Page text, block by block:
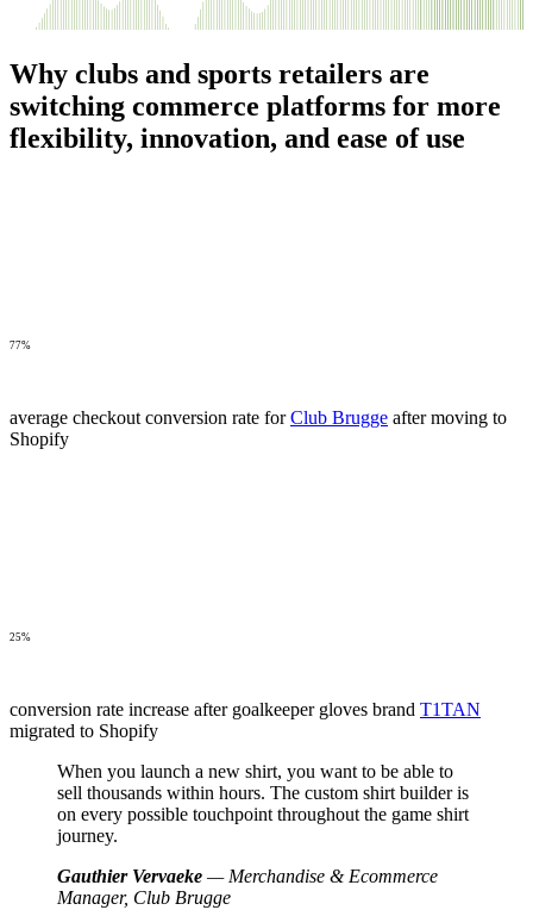
Why clubs and sports retailers are
switching commerce platforms for more
flexibility, innovation, and ease of use
77%
average checkout conversion rate forClub Brugge after moving to
Shopify
25%
conversion rate increase after goalkeeper gloves brand T1TAN
migrated to Shopify
When you launch a new shirt, you want to be able to
sell thousands within hours. The custom shirt builder is
on every possible touchpoint throughout the game shirt
journey.
Gauthier Vervaeke — Merchandise & Ecommerce
Manager, Club Brugge